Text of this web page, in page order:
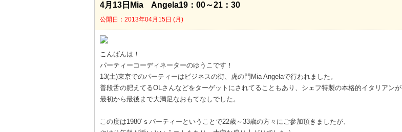
4月13日Mia Angela19：00～21：30
公開日：2013年04月15日 (月)
こんばんは！
パーティーコーディネーターのゆうこです！
13(土)東京でのパーティーはビジネスの街、虎の門Mia Angelaで行われました。
普段舌の肥えてるOLさんなどをターゲットにされてることもあり、シェフ特製の本格的イタリアンが
最初から最後まで大満足なおもてなしでした。
この度は1980’ｓパーティーということで22歳～33歳の方々にご参加頂きましたが、